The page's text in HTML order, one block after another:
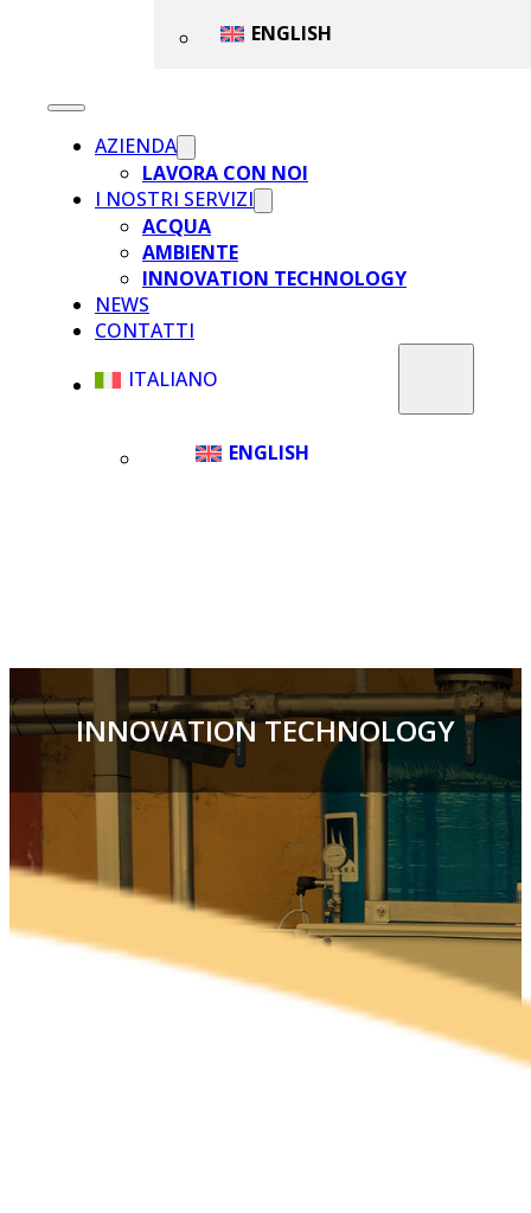
ENGLISH
AZIENDA
LAVORA CON NOI
I NOSTRI SERVIZI
ACQUA
AMBIENTE
INNOVATION TECHNOLOGY
NEWS
CONTATTI
ITALIANO
ENGLISH
INNOVATION TECHNOLOGY